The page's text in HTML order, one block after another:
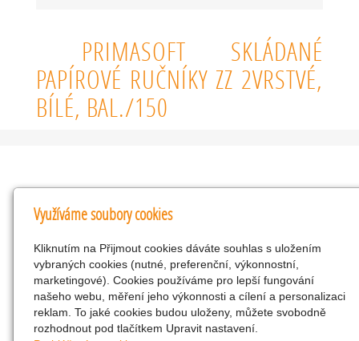
PRIMASOFT SKLÁDANÉ
PAPÍROVÉ RUČNÍKY ZZ 2VRSTVÉ,
BÍLÉ, BAL./150
Kontakty
KNK obchodní společnost s r.o.
Komenského 127, Žacléř, 542 01 Číslo účtu:
286293602/0300
25298518
CZ25298518
Využíváme soubory cookies
Kliknutím na Přijmout cookies dáváte souhlas s uložením
vybraných cookies (nutné, preferenční, výkonnostní,
marketingové). Cookies používáme pro lepší fungování
našeho webu, měření jeho výkonnosti a cílení a personalizaci
reklam. To jaké cookies budou uloženy, můžete svobodně
rozhodnout pod tlačítkem Upravit nastavení.